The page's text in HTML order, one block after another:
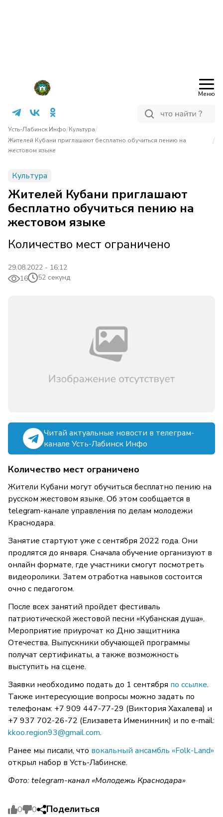
Меню
Усть-Лабинск Инфо/Культура/
Жителей Кубани приглашают бесплатно обучиться пению на
жестовом языке
/
Культура
Жителей Кубани приглашают
бесплатно обучиться пению на
жестовом языке
Количество мест ограничено
29.08.2022 - 16:12
16
52 секунд
Читай актуальные новости в телеграм-
канале Усть-Лабинск Инфо
Количество мест ограничено
Жители Кубани могут обучиться бесплатно пению на
русском жестовом языке. Об этом сообщается в
telegram-канале управления по делам молодежи
Краснодара.
Занятие стартуют уже с сентября 2022 года. Они
продлятся до января. Сначала обучение организуют в
онлайн формате, где участники смогут посмотреть
видеоролики. Затем отработка навыков состоится
очно с педагогом.
После всех занятий пройдет фестиваль
патриотической жестовой песни «Кубанская душа».
Мероприятие приурочат ко Дню защитника
Отечества. Выпускники обучающей программы
получат сертификаты, а также возможность
выступить на сцене.
Заявки необходимо подать до 1 сентября по ссылке.
Также интересующие вопросы можно задать по
телефонам: +7 909 447-77-29 (Виктория Хахалева) и
+7 937 702-26-72 (Елизавета Именинник) и по e-mail:
kkoo.region93@gmail.com.
Ранее мы писали, что вокальный ансамбль «Folk-Land»
открыл набор в Усть-Лабинске.
Фото: telegram-канал «Молодежь Краснодара»
0 0 Поделиться